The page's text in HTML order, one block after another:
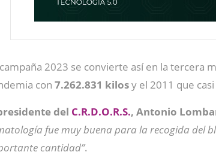
2023 se convierte así en la tercera
con 7.262.831 kilosy el 2011 que
del C.R.D.O.R.S., Antonio
fue muy buena para la recogida del
cantidad”.